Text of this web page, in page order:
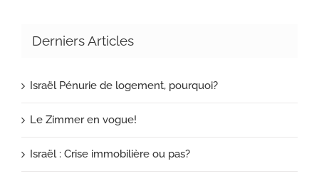
Derniers Articles
Israël Pénurie de logement, pourquoi?
Le Zimmer en vogue!
Israël : Crise immobilière ou pas?